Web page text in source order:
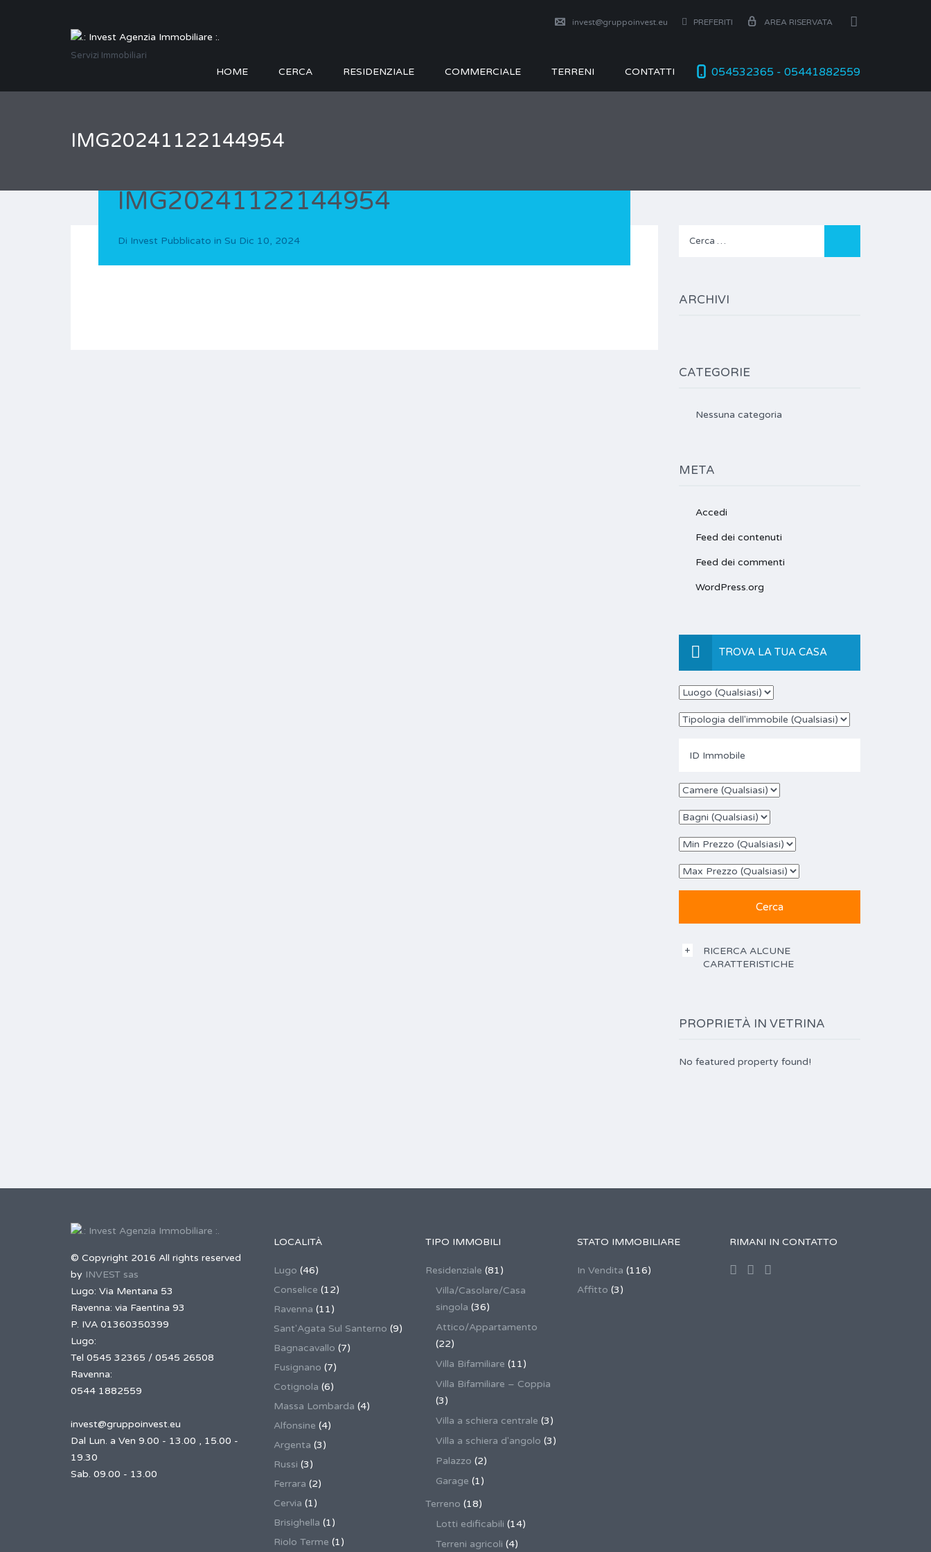
Servizi Immobiliari
invest@gruppoinvest.eu PREFERITI AREA RISERVATA
054532365 - 05441882559
HOME CERCA RESIDENZIALE COMMERCIALE TERRENI CONTATTI
IMG20241122144954
IMG20241122144954
Di Invest Pubblicato in Su Dic 10, 2024
ARCHIVI
CATEGORIE
Nessuna categoria
META
Accedi
Feed dei contenuti
Feed dei commenti
WordPress.org
TROVA LA TUA CASA
RICERCA ALCUNE
CARATTERISTICHE
PROPRIETÀ IN VETRINA
No featured property found!
© Copyright 2016 All rights reserved
by INVEST sas
Lugo: Via Mentana 53
Ravenna: via Faentina 93
P. IVA 01360350399
Lugo:
Tel 0545 32365 / 0545 26508
Ravenna:
0544 1882559
invest@gruppoinvest.eu
Dal Lun. a Ven 9.00 - 13.00 , 15.00 -
19.30
Sab. 09.00 - 13.00
LOCALITÀ
Lugo (46)
Conselice (12)
Ravenna (11)
Sant'Agata Sul Santerno (9)
Bagnacavallo (7)
Fusignano (7)
Cotignola (6)
Massa Lombarda (4)
Alfonsine (4)
Argenta (3)
Russi (3)
Ferrara (2)
Cervia (1)
Brisighella (1)
Riolo Terme (1)
TIPO IMMOBILI
Residenziale (81)
Villa/Casolare/Casa
singola (36)
Attico/Appartamento
(22)
Villa Bifamiliare (11)
Villa Bifamiliare – Coppia
(3)
Villa a schiera centrale (3)
Villa a schiera d'angolo (3)
Palazzo (2)
Garage (1)
Terreno (18)
Lotti edificabili (14)
Terreni agricoli (4)
STATO IMMOBILIARE
In Vendita (116)
Affitto (3)
RIMANI IN CONTATTO